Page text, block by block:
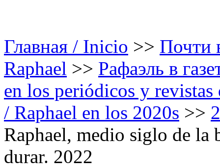
Главная / Inicio >> Почти
Raphael >> Рафаэль в
en los periódicos y
/ Raphael en los 2020s >>
Raphael, medio siglo de la
durar. 2022